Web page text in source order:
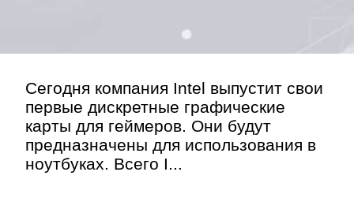
Сегодня компания Intel выпустит свои
первые дискретные графические
карты для геймеров. Они будут
предназначены для использования в
ноутбуках. Всего I...